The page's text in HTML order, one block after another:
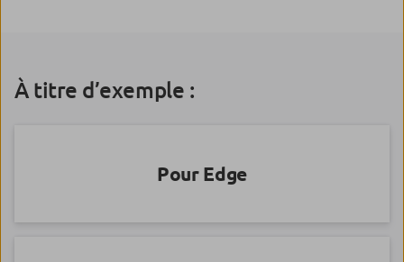
À titre d’exemple :
Pour Edge